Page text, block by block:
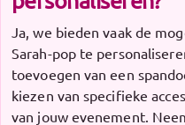
Ja, we bieden vaak de
Sarah-pop te
toevoegen van een
kiezen van specifieke
van jouw evenement.